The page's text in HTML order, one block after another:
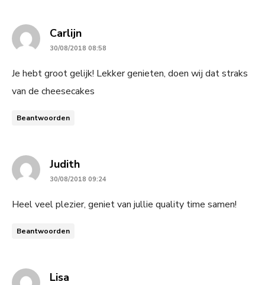
Carlijnsays:
30/08/2018 08:58
Je hebt groot gelijk! Lekker genieten, doen wij dat straks
van de cheesecakes
Beantwoorden
Judithsays:
30/08/2018 09:24
Heel veel plezier, geniet van jullie quality time samen!
Beantwoorden
Lisa